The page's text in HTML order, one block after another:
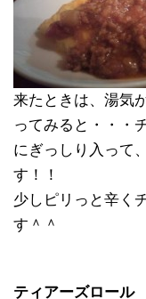
来たときは、湯気
ってみると・・・
にぎっしり入って
す！！
少しピリっと辛く
す＾＾
ティアーズロール